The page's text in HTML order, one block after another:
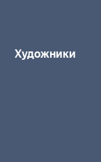
Художники